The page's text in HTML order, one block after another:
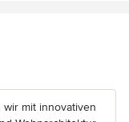
mit innovativen